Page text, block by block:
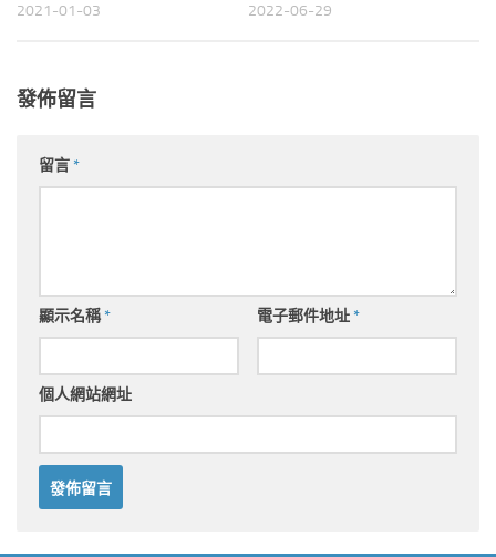
2021-01-03 2022-06-29
發佈留言
留言*
顯示名稱* 電子郵件地址*
個人網站網址